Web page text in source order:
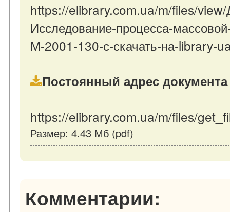
https://elibrary.com.ua/m/files/
Исследование-процесса-
М-2001-130-с-скачать-на-library-
Постоянный адрес
https://elibrary.com.ua/m/files/
Размер: 4.43 Мб (pdf)
Комментарии: